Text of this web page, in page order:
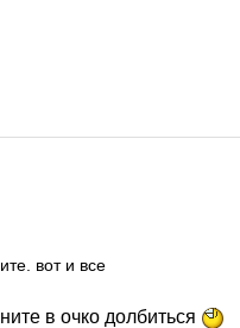
вот и все
в очко долбиться